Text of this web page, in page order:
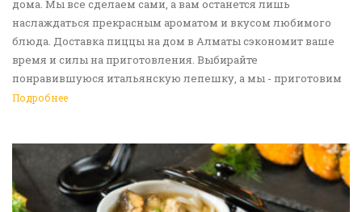
дома. Мы все сделаем сами, а вам останется лишь
наслаждаться прекрасным ароматом и вкусом любимого
блюда. Доставка пиццы на дом в Алматы сэкономит ваше
время и силы на приготовления. Выбирайте
понравившуюся итальянскую лепешку, а мы - приготовим
ее в лучших традициях. Доставка еды в Алматы -
Подробнее